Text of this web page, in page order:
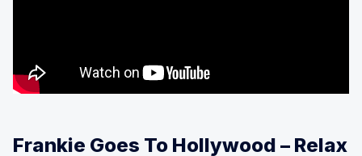
Frankie Goes To Hollywood – Relax